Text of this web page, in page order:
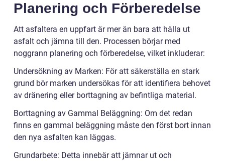
Planering och Förberedelse
Att asfaltera en uppfart är mer än bara att hälla ut
asfalt och jämna till den. Processen börjar med
noggrann planering och förberedelse, vilket inkluderar:
Undersökning av Marken: För att säkerställa en stark
grund bör marken undersökas för att identifiera behovet
av dränering eller borttagning av befintliga material.
Borttagning av Gammal Beläggning: Om det redan
finns en gammal beläggning måste den först bort innan
den nya asfalten kan läggas.
Grundarbete: Detta innebär att jämnar ut och